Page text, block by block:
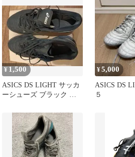
¥ 1,500
ASICS DS LIGHT サッカ
ーシューズ ブラック 黒
¥5,000
ASICS DS
５